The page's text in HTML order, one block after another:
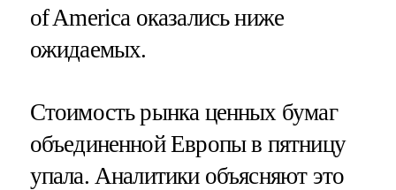
of America оказались ниже
ожидаемых.
Стоимость рынка ценных бумаг
объединенной Европы в пятницу
упала. Аналитики объясняют это